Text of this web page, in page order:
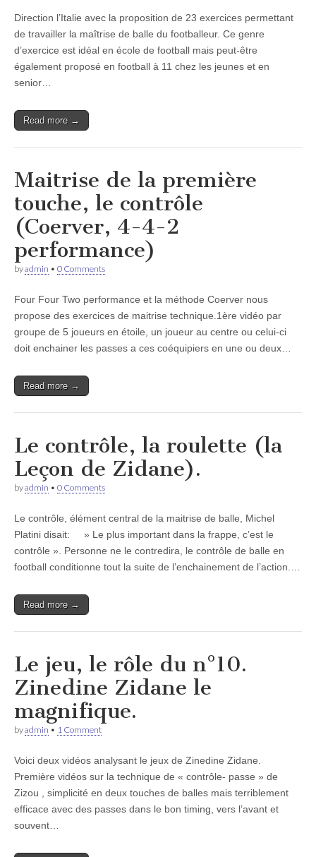
Direction l’Italie avec la proposition de 23 exercices permettant
de travailler la maîtrise de balle du footballeur. Ce genre
d’exercice est idéal en école de football mais peut-être
également proposé en football à 11 chez les jeunes et en
senior…
Read more →
Maitrise de la première
touche, le contrôle
(Coerver, 4-4-2
performance)
byadmin • 0 Comments
Four Four Two performance et la méthode Coerver nous
propose des exercices de maitrise technique.1ère vidéo par
groupe de 5 joueurs en étoile, un joueur au centre ou celui-ci
doit enchainer les passes a ces coéquipiers en une ou deux…
Read more →
Le contrôle, la roulette (la
Leçon de Zidane).
byadmin • 0 Comments
Le contrôle, élément central de la maitrise de balle, Michel
Platini disait: » Le plus important dans la frappe, c’est le
contrôle ». Personne ne le contredira, le contrôle de balle en
football conditionne tout la suite de l’enchainement de l’action.…
Read more →
Le jeu, le rôle du n°10.
Zinedine Zidane le
magnifique.
byadmin • 1 Comment
Voici deux vidéos analysant le jeux de Zinedine Zidane.
Première vidéos sur la technique de « contrôle- passe » de
Zizou , simplicité en deux touches de balles mais terriblement
efficace avec des passes dans le bon timing, vers l’avant et
souvent…